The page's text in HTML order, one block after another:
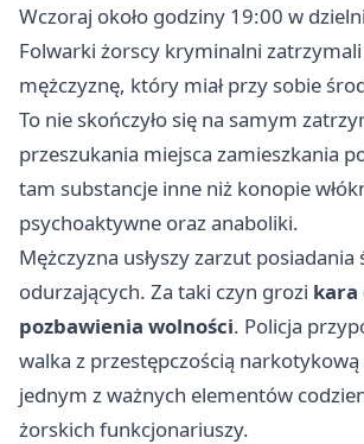
Wczoraj około godziny 19:00 w
Folwarki żorscy kryminalni
mężczyznę, który miał przy sobie
To nie skończyło się na samym
przeszukania miejsca zamieszkania
tam substancje inne niż konopie
psychoaktywne oraz anaboliki.
Mężczyzna usłyszy zarzut
odurzających. Za taki czyn grozi kara
pozbawienia wolności. Policja
walka z przestępczością
jednym z ważnych elementów
żorskich funkcjonariuszy.